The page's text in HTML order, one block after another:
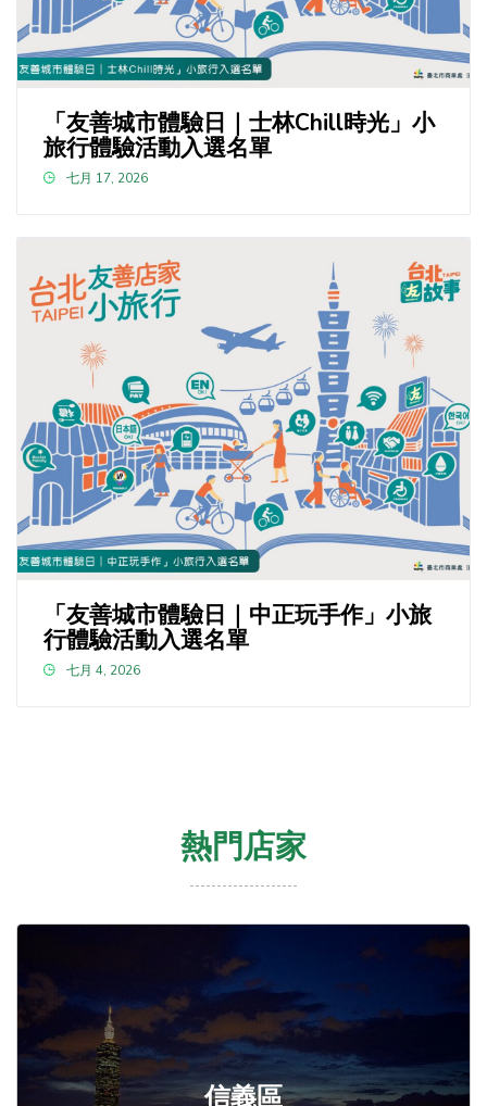
「友善城市體驗日｜士林Chill時光」小
旅行體驗活動入選名單
七月 17, 2026
「友善城市體驗日｜中正玩手作」小旅
行體驗活動入選名單
七月 4, 2026
熱門店家
信義區